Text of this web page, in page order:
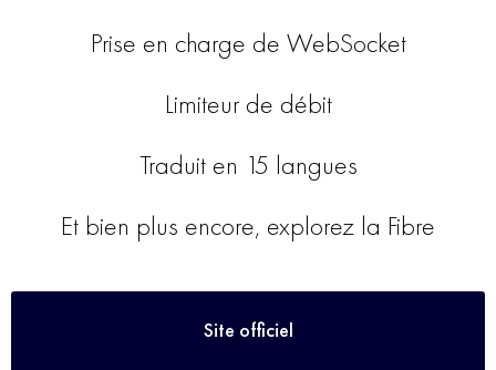
Prise en charge de WebSocket
Limiteur de débit
Traduit en 15 langues
Et bien plus encore, explorez la Fibre
Site officiel